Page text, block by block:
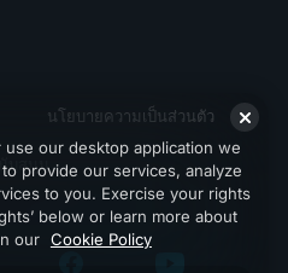
นโยบายความเป็นส่วนตัว
บสนุน
our desktop application we
provide our services, analyze
to you. Exercise your rights
below or learn more about
our Cookie Policy